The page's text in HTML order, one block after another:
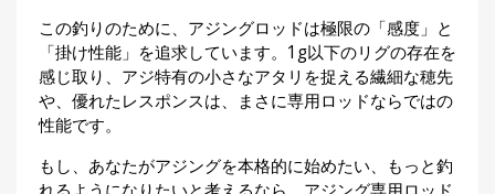
この釣りのために、アジングロッドは極限の「感度」と
「掛け性能」を追求しています。1g以下のリグの存在を
感じ取り、アジ特有の小さなアタリを捉える繊細な穂先
や、優れたレスポンスは、まさに専用ロッドならではの
性能です。
もし、あなたがアジングを本格的に始めたい、もっと釣
ロ
グ